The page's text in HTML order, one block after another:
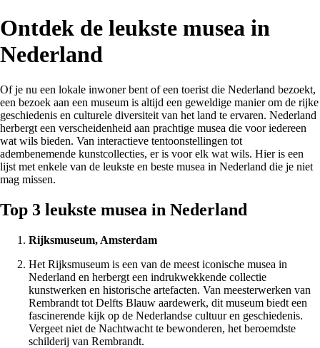
Ontdek de leukste musea in
Nederland
Of je nu een lokale inwoner bent of een toerist die Nederland bezoekt,
een bezoek aan een museum is altijd een geweldige manier om de rijke
geschiedenis en culturele diversiteit van het land te ervaren. Nederland
herbergt een verscheidenheid aan prachtige musea die voor iedereen
wat wils bieden. Van interactieve tentoonstellingen tot
adembenemende kunstcollecties, er is voor elk wat wils. Hier is een
lijst met enkele van de leukste en beste musea in Nederland die je niet
mag missen.
Top 3 leukste musea in Nederland
Rijksmuseum, Amsterdam
Het Rijksmuseum is een van de meest iconische musea in
Nederland en herbergt een indrukwekkende collectie
kunstwerken en historische artefacten. Van meesterwerken van
Rembrandt tot Delfts Blauw aardewerk, dit museum biedt een
fascinerende kijk op de Nederlandse cultuur en geschiedenis.
Vergeet niet de Nachtwacht te bewonderen, het beroemdste
schilderij van Rembrandt.